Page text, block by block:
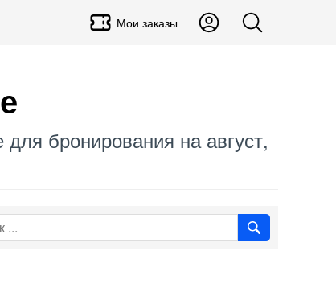
Мои заказы
бронирования на август,